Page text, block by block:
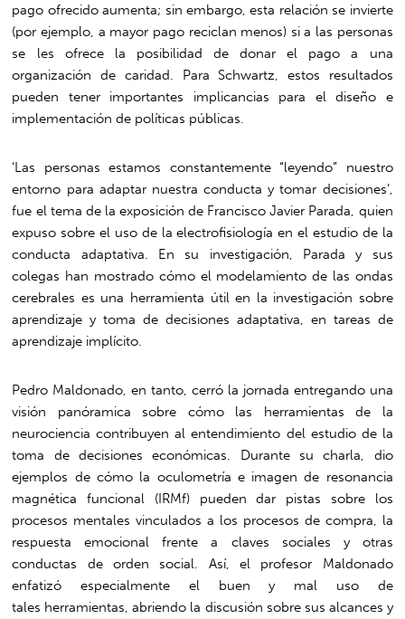
pago ofrecido aumenta; sin embargo, esta relación se invierte
(por ejemplo, a mayor pago reciclan menos) si a las personas
se les ofrece la posibilidad de donar el pago a una
organización de caridad. Para Schwartz, estos resultados
pueden tener importantes implicancias para el diseño e
implementación de políticas públicas.
‘Las personas estamos constantemente “leyendo” nuestro
entorno para adaptar nuestra conducta y tomar decisiones’,
fue el tema de la exposición de Francisco Javier Parada, quien
expuso sobre el uso de la electrofisiología en el estudio de la
conducta adaptativa. En su investigación, Parada y sus
colegas han mostrado cómo el modelamiento de las ondas
cerebrales es una herramienta útil en la investigación sobre
aprendizaje y toma de decisiones adaptativa, en tareas de
aprendizaje implícito.
Pedro Maldonado, en tanto, cerró la jornada entregando una
visión panóramica sobre cómo las herramientas de la
neurociencia contribuyen al entendimiento del estudio de la
toma de decisiones económicas. Durante su charla, dio
ejemplos de cómo la oculometría e imagen de resonancia
magnética funcional (IRMf) pueden dar pistas sobre los
procesos mentales vinculados a los procesos de compra, la
respuesta emocional frente a claves sociales y otras
conductas de orden social. Así, el profesor Maldonado
enfatizó especialmente el buen y mal uso de
tales herramientas, abriendo la discusión sobre sus alcances y